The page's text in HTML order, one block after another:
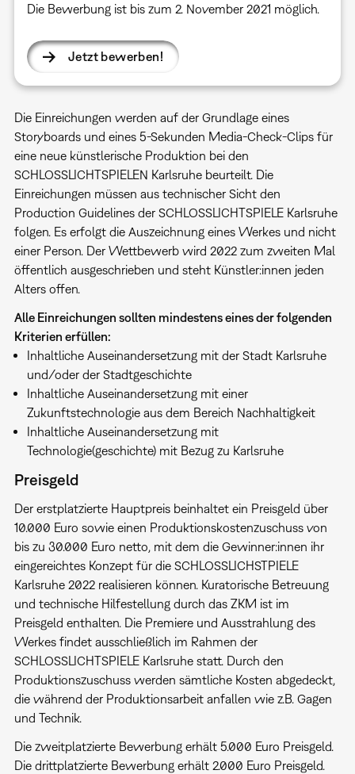
Die Bewerbung ist bis zum 2. November 2021 möglich.
Jetzt bewerben!
Die Einreichungen werden auf der Grundlage eines
Storyboards und eines 5-Sekunden Media-Check-Clips für
eine neue künstlerische Produktion bei den
SCHLOSSLICHTSPIELEN Karlsruhe beurteilt. Die
Einreichungen müssen aus technischer Sicht den
Production Guidelines der SCHLOSSLICHTSPIELE Karlsruhe
folgen. Es erfolgt die Auszeichnung eines Werkes und nicht
einer Person. Der Wettbewerb wird 2022 zum zweiten Mal
öffentlich ausgeschrieben und steht Künstler:innen jeden
Alters offen.
Alle Einreichungen sollten mindestens eines der folgenden
Kriterien erfüllen:
Inhaltliche Auseinandersetzung mit der Stadt Karlsruhe
und/oder der Stadtgeschichte
Inhaltliche Auseinandersetzung mit einer
Zukunftstechnologie aus dem Bereich Nachhaltigkeit
Inhaltliche Auseinandersetzung mit
Technologie(geschichte) mit Bezug zu Karlsruhe
Preisgeld
Der erstplatzierte Hauptpreis beinhaltet ein Preisgeld über
10.000 Euro sowie einen Produktionskostenzuschuss von
bis zu 30.000 Euro netto, mit dem die Gewinner:innen ihr
eingereichtes Konzept für die SCHLOSSLICHSTPIELE
Karlsruhe 2022 realisieren können. Kuratorische Betreuung
und technische Hilfestellung durch das ZKM ist im
Preisgeld enthalten. Die Premiere und Ausstrahlung des
Werkes findet ausschließlich im Rahmen der
SCHLOSSLICHTSPIELE Karlsruhe statt. Durch den
Produktionszuschuss werden sämtliche Kosten abgedeckt,
die während der Produktionsarbeit anfallen wie z.B. Gagen
und Technik.
Die zweitplatzierte Bewerbung erhält 5.000 Euro Preisgeld.
Die drittplatzierte Bewerbung erhält 2.000 Euro Preisgeld.